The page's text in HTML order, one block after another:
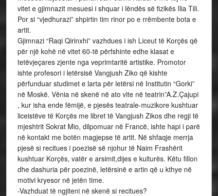
vitet e gjimnazit mesuesi i shquar i lëndës së fizikës Ilia Tili.
Por si “vjedhurazi” shpirtin tim rinor po e rrëmbente bota e
artit.
Gjimnazi “Raqi Qirinxhi” vazhdues i ish Liceut të Korçës që
për një kohë në vitet 60-të përfshinte edhe klasat e
tetëvjeçares zjente nga veprimtaritë artistike. Promotor
ishte profesori i letërsisë Vangjush Ziko që kishte
përfunduar studimet e larta për letërsi në Institutin “Gorki”
në Moskë. Vënia në skenë në ato vite në teatrin”A.Z.Çajupi
, kur isha ende fëmijë, e pjesës teatrale-muzikore kushtuar
liceistëve të Korçës me libret të Vangjush Zikos dhe regji të
mjeshtrit Sokrat Mio, dilpomuar në Francë, ishte hapi i parë
në kontakt me botën magjepse të artit. Në shfaqje merrja
pjesë si recitues i poezisë së njohur të Naim Frashërit
kushtuar Korçës, vatër e arsimit,dijes e kulturës. Këtu fillon
dhe dashuria për poezinë, letërsinë e artin që u kthye në
motivi kryesor në jetën time.
-Vazhduat të ngjiteni në skenë si recitues?